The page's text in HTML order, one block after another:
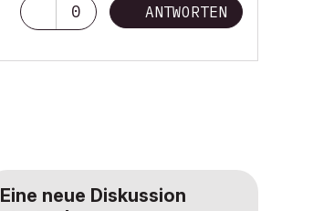
0 ANTWORTEN
Eine neue Diskussion